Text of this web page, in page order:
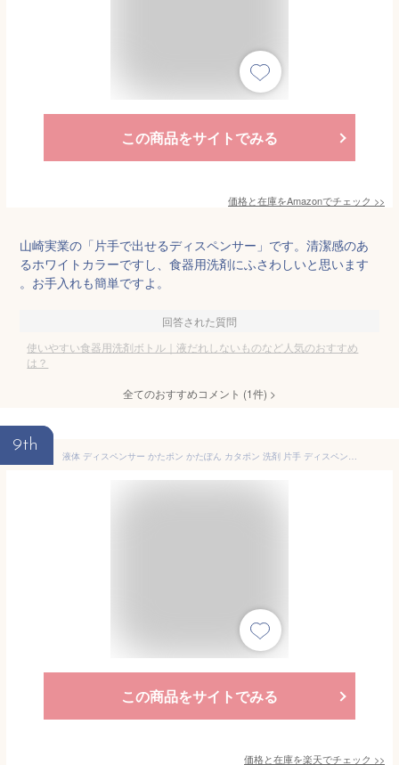
この商品をサイトでみる
価格と在庫をAmazonでチェック >>
山崎実業の「片手で出せるディスペンサー」です。清潔感のあ
るホワイトカラーですし、食器用洗剤にふさわしいと思います
。お手入れも簡単ですよ。
回答された質問
使いやすい食器用洗剤ボトル｜液だれしないものなど人気のおすすめ
は？
全てのおすすめコメント (1件) >
9th
液体 ディスペンサー かたポン かたぽん カタポン 洗剤 片手 ディスペンサー キッチン ボトル お風呂 家事楽 ひと手間減らす シャンプーボトル リンスボトルボトル 詰替え容器 詰替えボトル 食器用洗剤
この商品をサイトでみる
価格と在庫を楽天でチェック >>